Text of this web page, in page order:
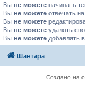
Вы не можете начинать
Вы не можете отвечать
Вы не можете
Вы не можете удалять
Вы не можете добавлять
Шантара
Создано на